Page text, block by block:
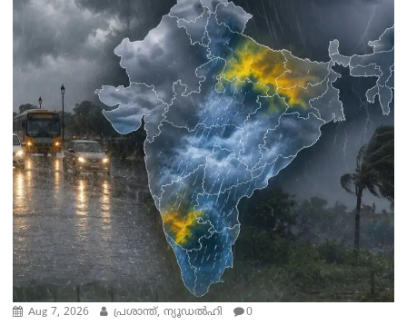
Aug 7, 2026 പ്രശാന്ത്, ന്യൂഡല്‍ഹി 0